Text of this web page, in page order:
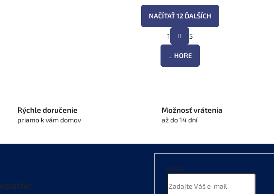
O
l
á
e
p
v
p
NAČÍTAŤ 12 ĎALŠÍCH
t
á
i
e
1 5
HORE
Rýchle doručenie
priamo k vám domov
Možnosť vrátenia
až do 14 dní
Email